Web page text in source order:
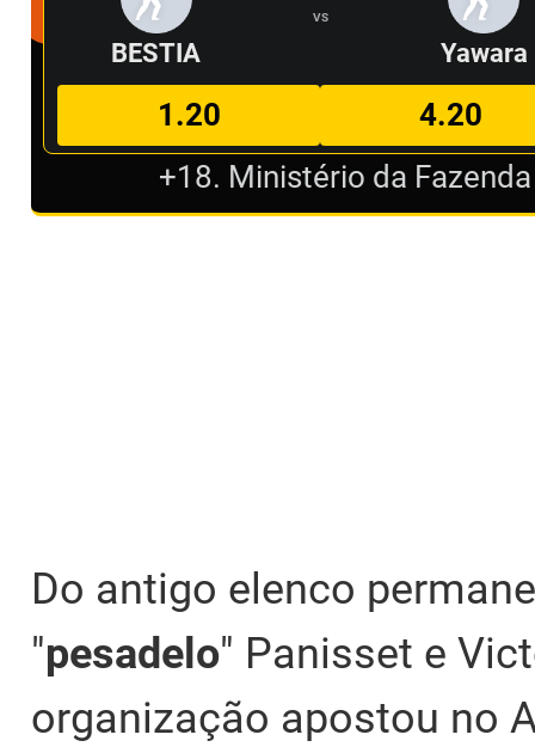
BESTIA
VS
Yawara
1.20
4.20
+18. Ministério da
Do antigo elenco
"pesadelo" Panisset e
organização apostou no